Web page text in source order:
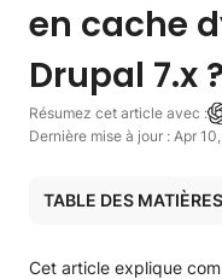
en cache
Drupal 7.x ?
Résumez cet article avec :
Dernière mise à jour : Apr
TABLE DES MATIÈRES
Comment activer
Cet article explique